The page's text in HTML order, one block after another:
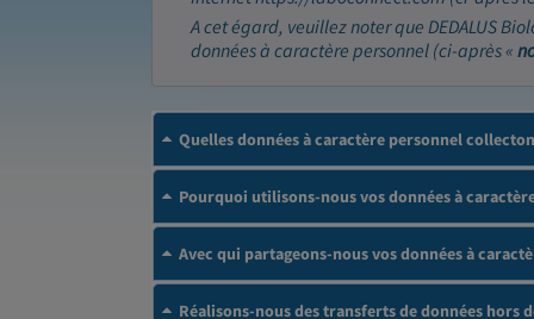
A cet égard, veuillez noter que DEDALUS
données à caractère personnel (ci-après «
Quelles données à caractère personnel
Pourquoi utilisons-nous vos données à
Avec qui partageons-nous vos données à
Réalisons-nous des transferts de données hors